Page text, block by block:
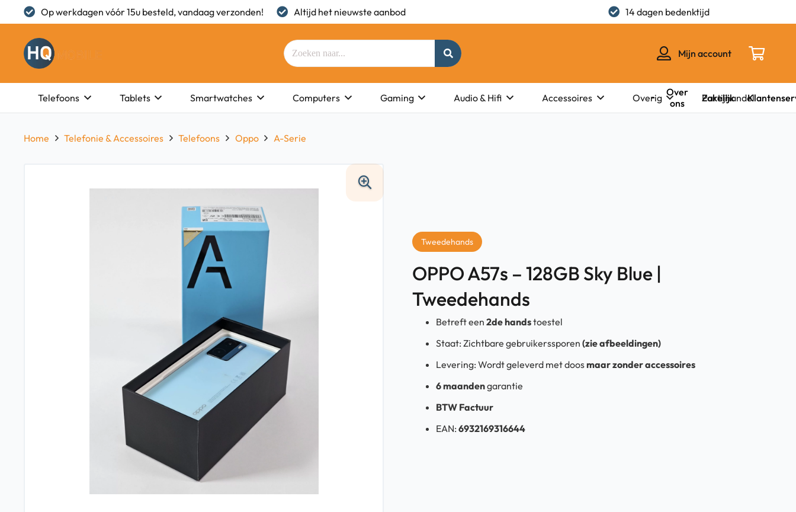
Op werkdagen vóór 15u besteld, vandaag verzonden! Altijd het nieuwste aanbod 14 dagen bedenktijd
Mijn account
Telefoons Tablets Smartwatches Computers Gaming Audio & Hifi Accessoires Overig Partijhandel
Over
ons
Zakelijk
Home Telefonie & Accessoires Telefoons Oppo A-Serie
Tweedehands
OPPO A57s – 128GB Sky Blue |
Tweedehands
Betreft een 2de handstoestel
Staat: Zichtbare gebruikerssporen (zie afbeeldingen)
Levering: Wordt geleverd met doosmaar zonder accessoires
6 maandengarantie
BTW Factuur
EAN: 6932169316644